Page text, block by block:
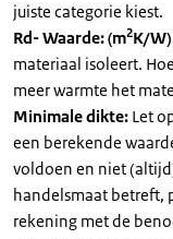
juiste categorie kiest.
Rd- Waarde: (m2K/W)
materiaal isoleert.
meer warmte het
Minimale dikte: Let
een berekende
voldoen en niet
handelsmaat betreft,
rekening met de